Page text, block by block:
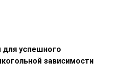
для успешного
зависимости